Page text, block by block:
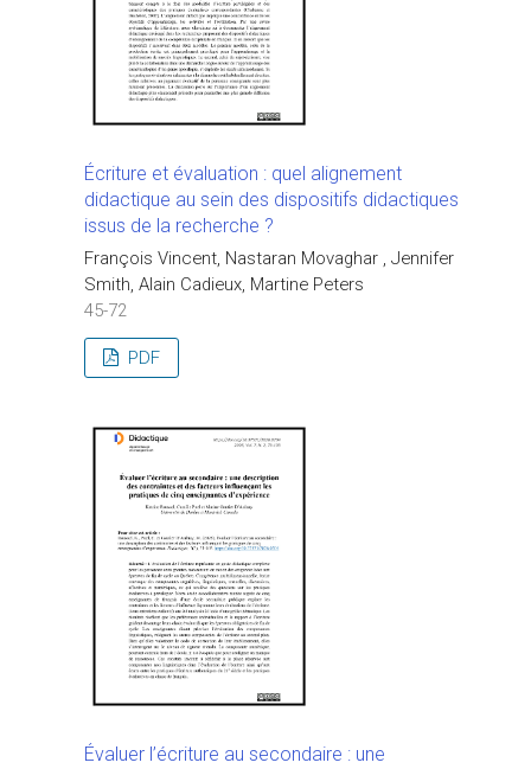
Écriture et évaluation : quel alignement
didactique au sein des dispositifs didactiques
issus de la recherche ?
François Vincent, Nastaran Movaghar , Jennifer
Smith, Alain Cadieux, Martine Peters
45-72
PDF
Évaluer l’écriture au secondaire : une